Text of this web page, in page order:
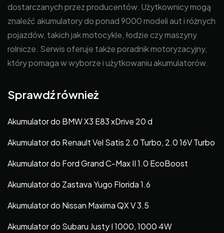
dostarczanych przez producentów. Użytkownicy mogą
znaleźć akumulatory do ponad 9000 modeli aut i różnych
pojazdów, takich jak motocykle, łodzie czy maszyny
rolnicze. Serwis oferuje także poradnik motoryzacyjny,
który pomaga w wyborze i użytkowaniu akumulatorów.
Sprawdź również
Akumulator do BMW X3 E83 xDrive 20 d
Akumulator do Renault Vel Satis 2.0 Turbo, 2.0 16V Turbo
Akumulator do Ford Grand C-Max II 1.0 EcoBoost
Akumulator do Zastava Yugo Florida 1.6
Akumulator do Nissan Maxima QX V 3.5
Akumulator do Subaru Justy I 1000, 1000 4W